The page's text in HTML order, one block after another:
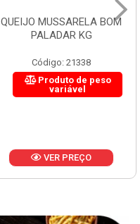
QUEIJO MUSSARELA BOM
PALADAR KG
Código: 21338
Produto de peso
variável
VER PREÇO